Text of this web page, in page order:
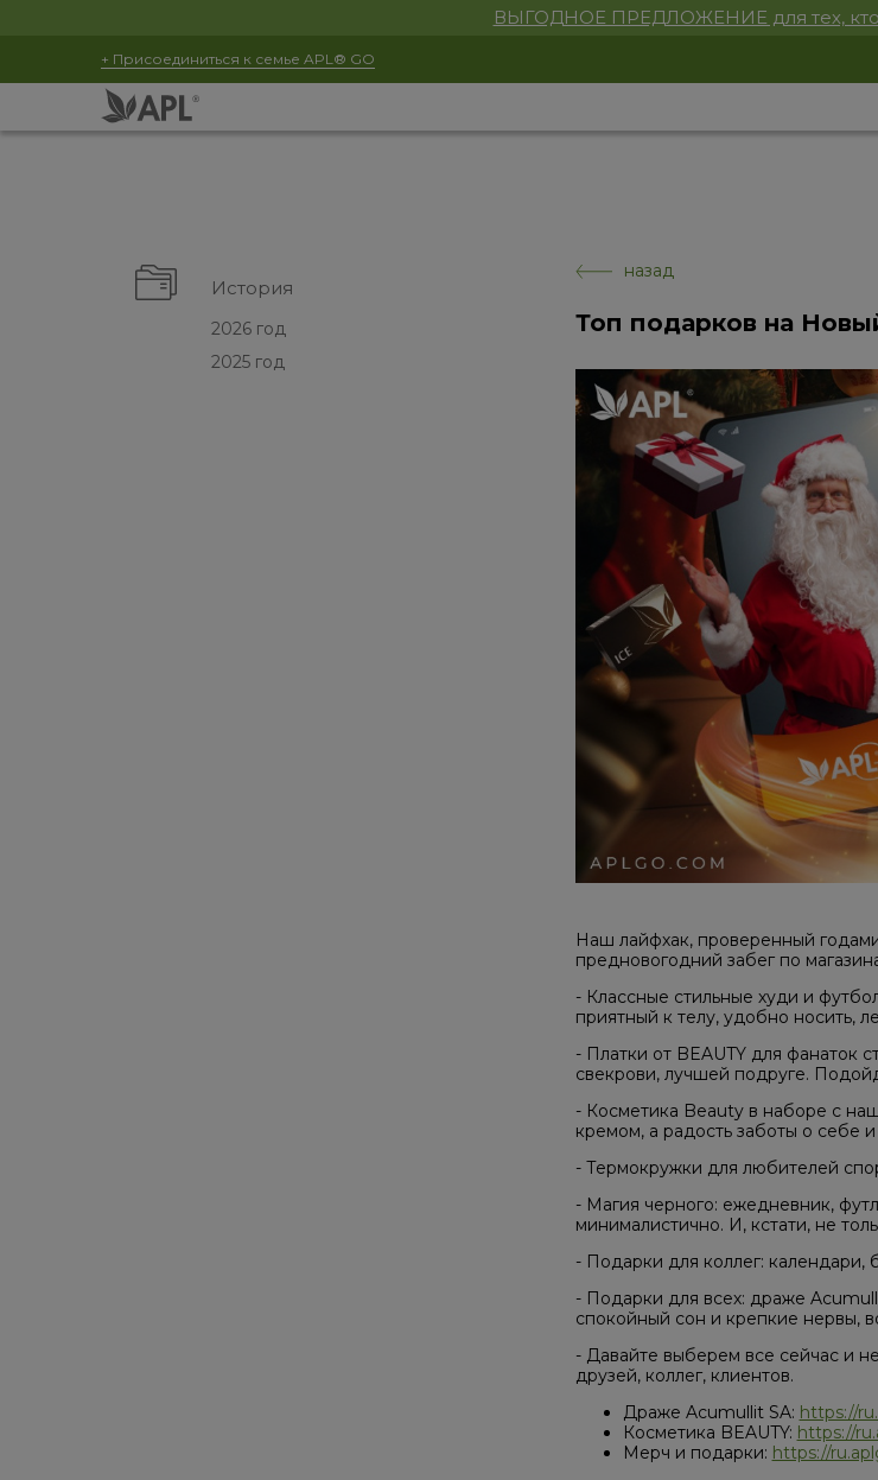
ВЫГОДНОЕ ПРЕДЛОЖЕНИЕ для тех, кто
+ Присоединиться к семье APL® GO
История
2026 год
2025 год
назад
Топ подарков на
Наш лайфхак, проверенный
предновогодний забег по
- Классные стильные худи и
приятный к телу, удобно носить,
- Платки от BEAUTY для фанаток
свекрови, лучшей подруге.
- Косметика Beauty в наборе с
кремом, а радость заботы о себе
- Термокружки для любителей
- Магия черного: ежедневник,
минималистично. И, кстати, не
- Подарки для коллег: календари,
- Подарки для всех: драже
спокойный сон и крепкие нервы,
- Давайте выберем все сейчас и
друзей, коллег, клиентов.
Драже Acumullit SA: https://
Косметика BEAUTY: https://
Мерч и подарки: https://